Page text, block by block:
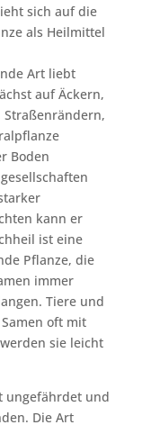
sich auf die
als Heilmittel
Art liebt
auf Äckern,
Straßenrändern,
Boden
kann er
ist eine
Pflanze, die
immer
Tiere und
oft mit
sie leicht
ungefährdet und
Die Art